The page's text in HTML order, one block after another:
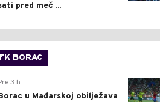
pred meč ...
FK BORAC
3 h
u Mađarskoj obilježava